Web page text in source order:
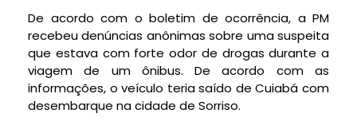
De acordo com o boletim de ocorrência, a PM
recebeu denúncias anônimas sobre uma suspeita
que estava com forte odor de drogas durante a
viagem de um ônibus. De acordo com as
informações, o veículo teria saído de Cuiabá com
desembarque na cidade de Sorriso.